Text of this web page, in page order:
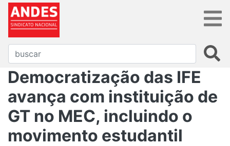
Democratização das IFE
avança com instituição de
GT no MEC, incluindo o
movimento estudantil